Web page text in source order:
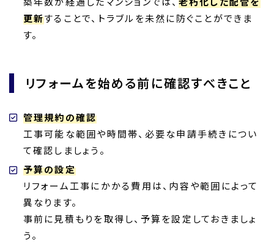
更新することで、トラブルを未然に防ぐことができま
す。
リフォームを始める前に確認すべきこと
管理規約の確認
工事可能な範囲や時間帯、必要な申請手続きについ
て確認しましょう。
予算の設定
リフォーム工事にかかる費用は、内容や範囲によって
異なります。
事前に見積もりを取得し、予算を設定しておきましょ
う。